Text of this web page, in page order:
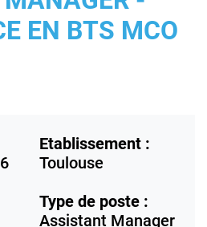
EN BTS MCO
Etablissement :
Toulouse
Type de poste :
Assistant Manager